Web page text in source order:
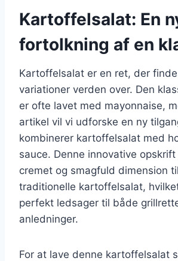
Kartoffelsalat: En
fortolkning af en
Kartoffelsalat er en ret, der
variationer verden over. Den
er ofte lavet med mayonnaise,
artikel vil vi udforske en ny
kombinerer kartoffelsalat med
sauce. Denne innovative
cremet og smagfuld dimension
traditionelle kartoffelsalat,
perfekt ledsager til både
anledninger.
For at lave denne kartoffelsalat